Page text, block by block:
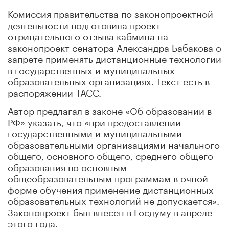
Комиссия правительства по законопроектной
деятельности подготовила проект
отрицательного отзыва кабмина на
законопроект сенатора Александра Бабакова о
запрете применять дистанционные технологии
в государственных и муниципальных
образовательных организациях. Текст есть в
распоряжении ТАСС.
Автор предлагал в законе «Об образовании в
РФ» указать, что «при предоставлении
государственными и муниципальными
образовательными организациями начального
общего, основного общего, среднего общего
образования по основным
общеобразовательным программам в очной
форме обучения применение дистанционных
образовательных технологий не допускается».
Законопроект был внесен в Госдуму в апреле
этого года.